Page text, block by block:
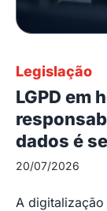
Legislação
LGPD em
dados é
20/07/2026
A